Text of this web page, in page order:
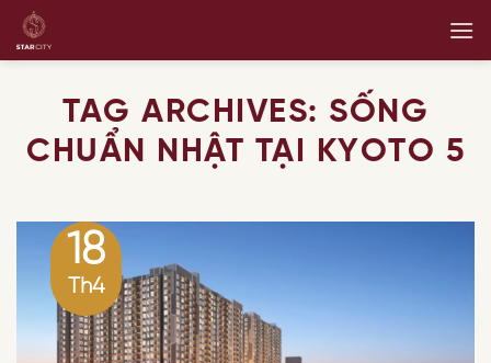
Skip
TAG ARCHIVES: SỐNG
CHUẨN NHẬT TẠI KYOTO 5
18
Th4